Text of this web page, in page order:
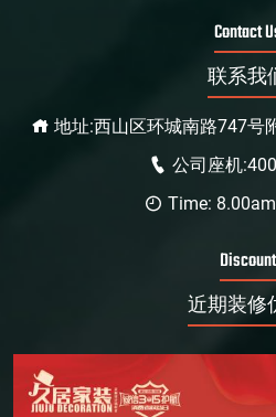
Contact
联系我
地址:西山区环城南路747号
公司座机
Time:
Discount
近期装修